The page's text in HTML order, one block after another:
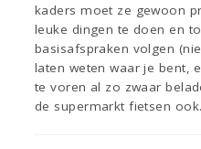
kaders moet ze gewoon
leuke dingen te doen en
basisafspraken volgen
laten weten waar je bent,
te voren al zo zwaar
de supermarkt fietsen ook.